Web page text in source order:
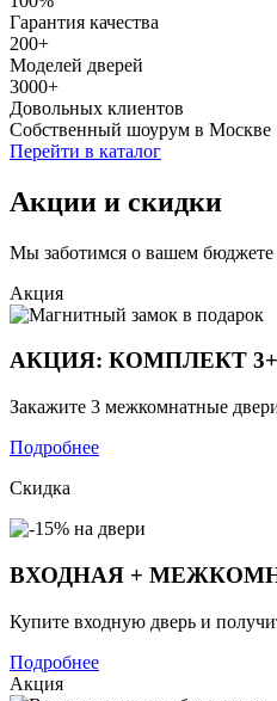
Гарантия качества
200+
Моделей дверей
3000+
Довольных клиентов
Собственный шоурум в Москве
Перейти в каталог
Акции и скидки
Мы заботимся о вашем бюджете
Акция
АКЦИЯ: КОМПЛЕКТ 3+
Закажите 3 межкомнатные
Подробнее
Скидка
ВХОДНАЯ +
Купите входную дверь и
Подробнее
Акция